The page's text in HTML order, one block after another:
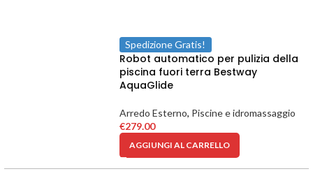
Spedizione Gratis!
Robot automatico per pulizia della
piscina fuori terra Bestway
AquaGlide
Arredo Esterno, Piscine e idromassaggio
€279.00
AGGIUNGI AL CARRELLO